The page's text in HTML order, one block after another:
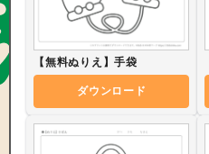
【無料ぬりえ】手袋
ダウンロード